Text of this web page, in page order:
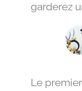
garderez
Le